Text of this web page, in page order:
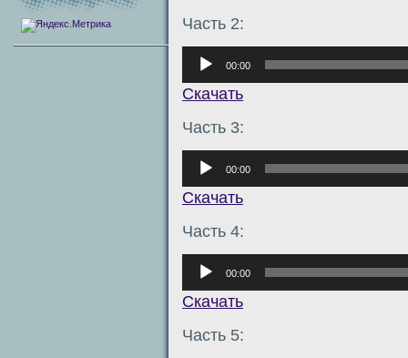
Часть 2:
Аудиоплеер
00:00
Скачать
Часть 3:
Аудиоплеер
00:00
Скачать
Часть 4:
Аудиоплеер
00:00
Скачать
Часть 5: